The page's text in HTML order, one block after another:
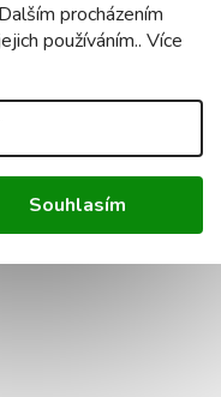
procházením
používáním.. Více
Souhlasím
>0,5, což
než tradiční